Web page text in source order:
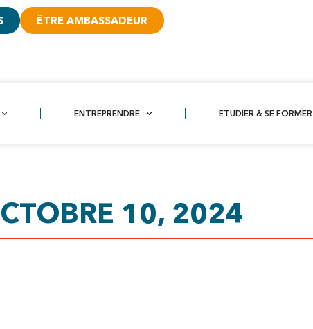
ÊTRE AMBASSADEUR
ENTREPRENDRE ETUDIER & SE FORMER
10, 2024